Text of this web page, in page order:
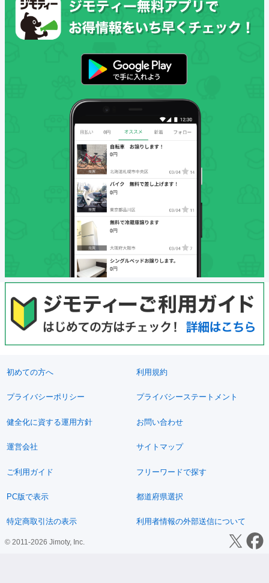
初めての方へ 利用規約
プライバシーポリシー プライバシーステートメント
健全化に資する運用方針 お問い合わせ
運営会社 サイトマップ
ご利用ガイド フリーワードで探す
PC版で表示 都道府県選択
特定商取引法の表示 利用者情報の外部送信について
© 2011-2026 Jimoty, Inc.